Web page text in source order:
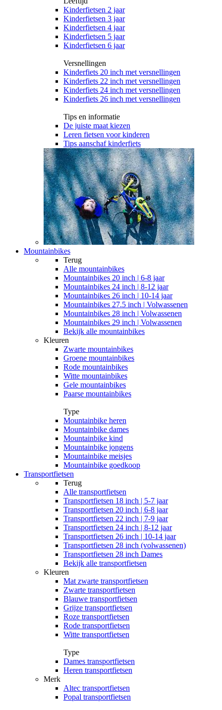
Kinderfietsen 2 jaar
Kinderfietsen 3 jaar
Kinderfietsen 4 jaar
Kinderfietsen 5 jaar
Kinderfietsen 6 jaar
Versnellingen
Kinderfiets 20 inch met versnellingen
Kinderfiets 22 inch met versnellingen
Kinderfiets 24 inch met versnellingen
Kinderfiets 26 inch met versnellingen
Tips en informatie
De juiste maat kiezen
Leren fietsen voor kinderen
Tips aanschaf kinderfiets
Mountainbikes
Terug
Alle mountainbikes
Mountainbikes 20 inch | 6-8 jaar
Mountainbikes 24 inch | 8-12 jaar
Mountainbikes 26 inch | 10-14 jaar
Mountainbikes 27.5 inch | Volwassenen
Mountainbikes 28 inch | Volwassenen
Mountainbikes 29 inch | Volwassenen
Bekijk alle mountainbikes
Kleuren
Zwarte mountainbikes
Groene mountainbikes
Rode mountainbikes
Witte mountainbikes
Gele mountainbikes
Paarse mountainbikes
Type
Mountainbike heren
Mountainbike dames
Mountainbike kind
Mountainbike jongens
Mountainbike meisjes
Mountainbike goedkoop
Transportfietsen
Terug
Alle transportfietsen
Transportfietsen 18 inch | 5-7 jaar
Transportfietsen 20 inch | 6-8 jaar
Transportfietsen 22 inch | 7-9 jaar
Transportfietsen 24 inch | 8-12 jaar
Transportfietsen 26 inch | 10-14 jaar
Transportfietsen 28 inch (volwassenen)
Transportfietsen 28 inch Dames
Bekijk alle transportfietsen
Kleuren
Mat zwarte transportfietsen
Zwarte transportfietsen
Blauwe transportfietsen
Grijze transportfietsen
Roze transportfietsen
Rode transportfietsen
Witte transportfietsen
Type
Dames transportfietsen
Heren transportfietsen
Merk
Altec transportfietsen
Popal transportfietsen